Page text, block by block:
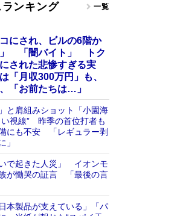
ンキング 一覧
にされ、ビルの6階か
」 「闇バイト」 トク
された悲惨すぎる実
月収300万円」も、
「お前たちは…」
と肩組みショット「小園海
い視線” 昨季の首位打者も
にも不安 「レギュラー剥
」
いで起きた人災」 イオンモ
が慟哭の証言 「最後の言
本製品が支えている」「パ